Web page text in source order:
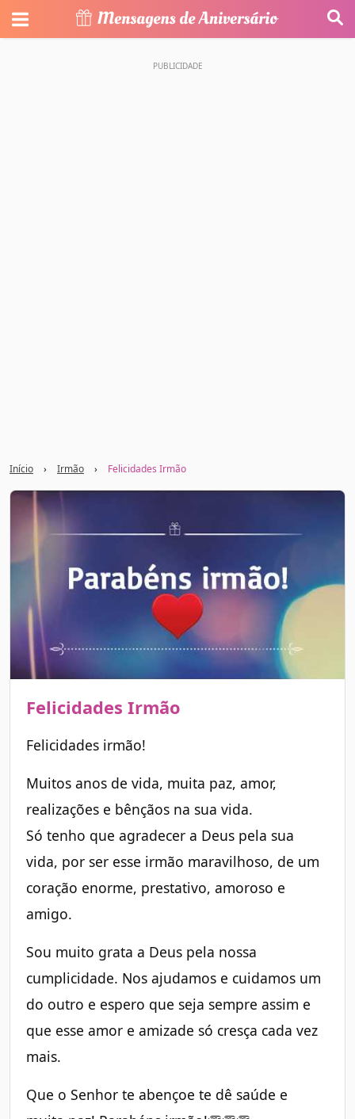
Início › Irmão › Felicidades Irmão
Felicidades Irmão
Felicidades irmão!
Muitos anos de vida, muita paz, amor,
realizações e bênçãos na sua vida.
Só tenho que agradecer a Deus pela sua
vida, por ser esse irmão maravilhoso, de um
coração enorme, prestativo, amoroso e
amigo.
Sou muito grata a Deus pela nossa
cumplicidade. Nos ajudamos e cuidamos um
do outro e espero que seja sempre assim e
que esse amor e amizade só cresça cada vez
mais.
Que o Senhor te abençoe te dê saúde e